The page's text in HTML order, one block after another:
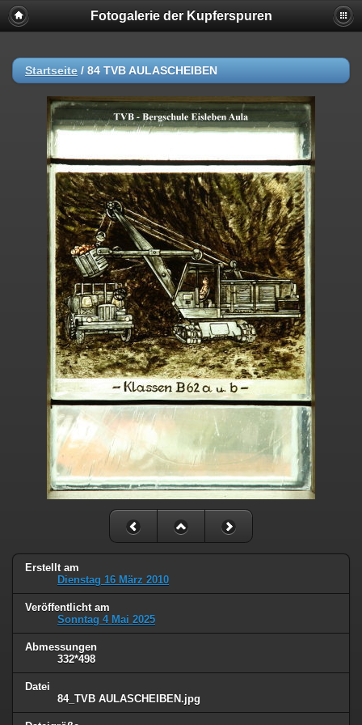
Fotogalerie der Kupferspuren
Startseite / 84 TVB AULASCHEIBEN
Erstellt am
Dienstag 16 März 2010
Veröffentlicht am
Sonntag 4 Mai 2025
Abmessungen
332*498
Datei
84_TVB AULASCHEIBEN.jpg